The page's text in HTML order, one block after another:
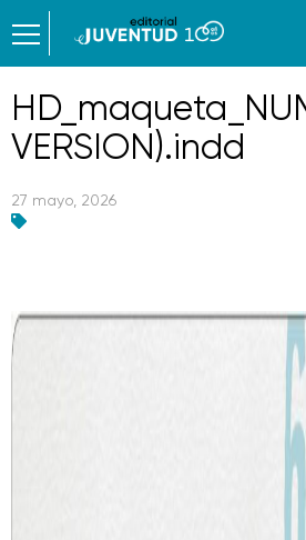
VERSION).indd
27 mayo, 2026